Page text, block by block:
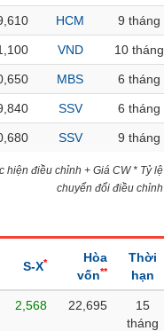
HCM 9 tháng
VND 10 tháng
MBS 6 tháng
SSV 6 tháng
SSV 9 tháng
hiện điều chỉnh + Giá CW * Tỷ lệ
chuyển đổi điều chỉnh
S-X*
Hòa
vốn**
Thời
hạn
2,568 22,695
15
tháng